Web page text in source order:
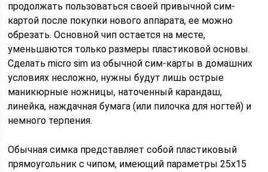
продолжать пользоваться своей привычной сим-
картой после покупки нового аппарата, ее можно
обрезать. Основной чип остается на месте,
уменьшаются только размеры пластиковой основы.
Сделать micro sim из обычной сим-карты в домашних
условиях несложно, нужны будут лишь острые
маникюрные ножницы, наточенный карандаш,
линейка, наждачная бумага (или пилочка для ногтей) и
немного терпения.
Обычная симка представляет собой пластиковый
прямоугольник с чипом, имеющий параметры 25х15